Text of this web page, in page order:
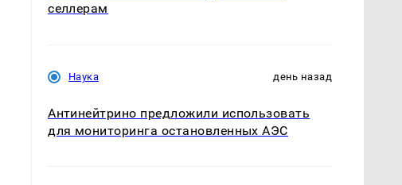
селлерам
Наука день назад
Антинейтрино предложили использовать
для мониторинга остановленных АЭС